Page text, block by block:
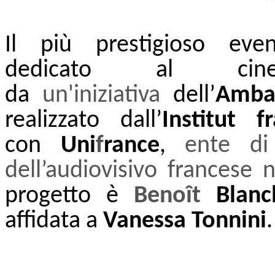
Il più prestigioso
dedicato al
da un'iniziativa dell’
realizzato dall’Institut
con Unifrance, ente di
dell’audiovisivo
progetto è Benoît
affidata a Vanessa Tonnini.